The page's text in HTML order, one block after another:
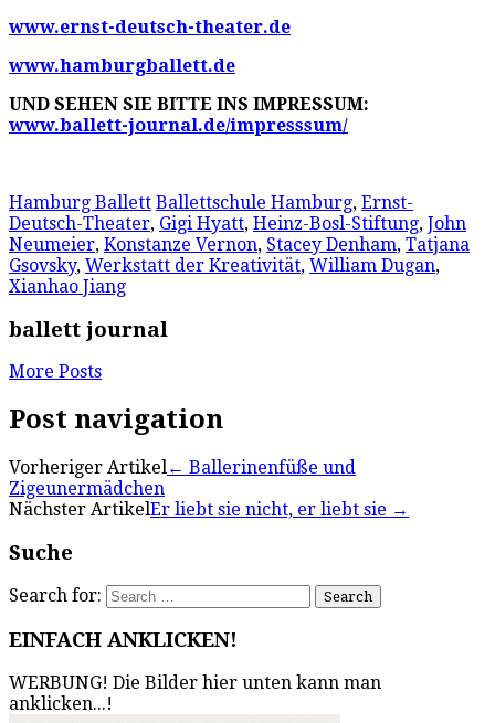
www.ernst-deutsch-theater.de
www.hamburgballett.de
UND SEHEN SIE BITTE INS IMPRESSUM:
www.ballett-journal.de/impresssum/
Hamburg Ballett Ballettschule Hamburg, Ernst-
Deutsch-Theater, Gigi Hyatt, Heinz-Bosl-Stiftung, John
Neumeier, Konstanze Vernon, Stacey Denham, Tatjana
Gsovsky, Werkstatt der Kreativität, William Dugan,
Xianhao Jiang
ballett journal
More Posts
Post navigation
Vorheriger Artikel← Ballerinenfüße und
Zigeunermädchen
Nächster ArtikelEr liebt sie nicht, er liebt sie →
Suche
Search for:
EINFACH ANKLICKEN!
WERBUNG! Die Bilder hier unten kann man
anklicken...!